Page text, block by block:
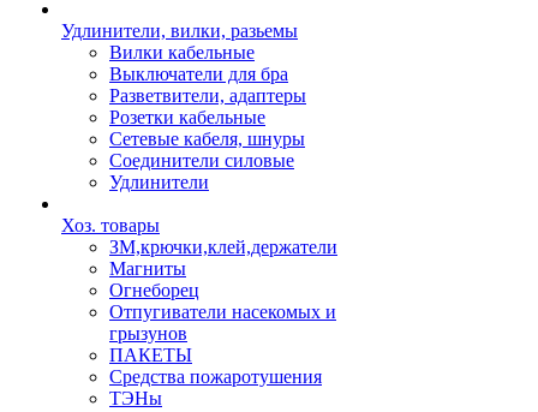
Удлинители, вилки, разьемы
Вилки кабельные
Выключатели для бра
Разветвители, адаптеры
Розетки кабельные
Сетевые кабеля, шнуры
Соединители силовые
Удлинители
Хоз. товары
ЗМ,крючки,клей,держатели
Магниты
Огнеборец
Отпугиватели насекомых и
грызунов
ПАКЕТЫ
Средства пожаротушения
ТЭНы